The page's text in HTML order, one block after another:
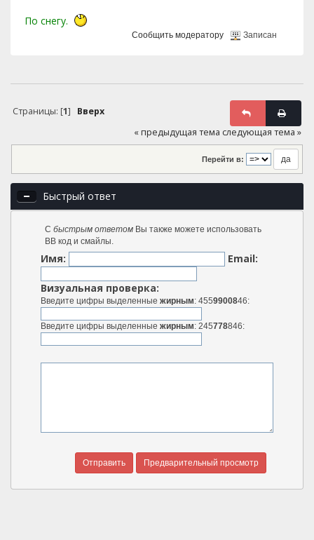
По снегу.
Сообщить модератору Записан
Страницы: [1] Вверх
« предыдущая тема следующая тема »
Перейти в:
Быстрый ответ
С быстрым ответомВы также можете использовать
BB код и смайлы.
Имя: Email:
Визуальная проверка:
Введите цифры выделенные жирным: 4559900846:
Введите цифры выделенные жирным: 245778846: